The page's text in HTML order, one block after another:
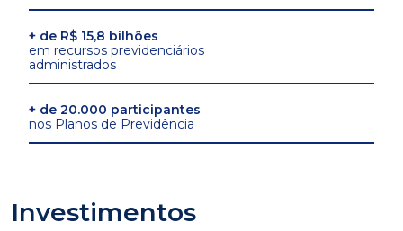
+ de R$ 15,8 bilhões
em recursos previdenciários
administrados
+ de 20.000 participantes
nos Planos de Previdência
Investimentos